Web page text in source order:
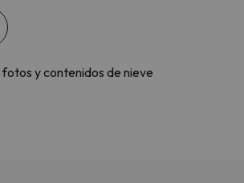
y contenidos de nieve